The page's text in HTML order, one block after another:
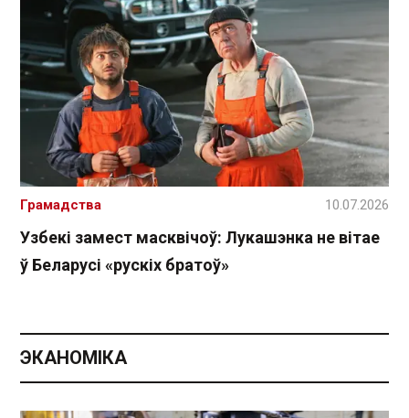
Узбекі замест масквічоў: Лукашэнка не вітае
ў Беларусі «рускіх братоў»
Грамадства 10.07.2026
ЭКАНОМІКА